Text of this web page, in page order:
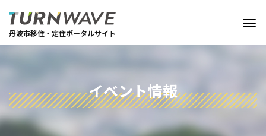
丹波市移住・定住ポータルサイト
イベント情報